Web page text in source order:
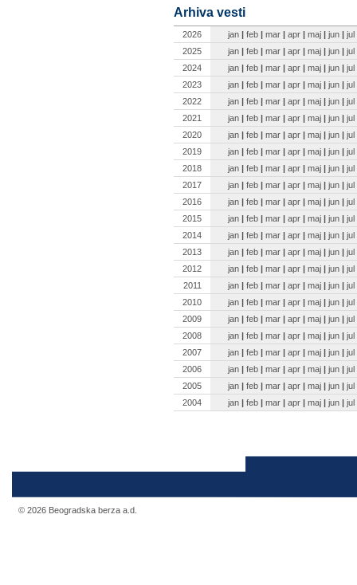
Arhiva vesti
2026 jan | feb | mar | apr | maj | jun | jul
2025
jan | feb | mar | apr | maj | jun | jul
2024
jan | feb | mar | apr | maj | jun | jul
2023
jan | feb | mar | apr | maj | jun | jul
2022
jan | feb | mar | apr | maj | jun | jul
2021
jan | feb | mar | apr | maj | jun | jul
2020
jan | feb | mar | apr | maj | jun | jul
2019
jan | feb | mar | apr | maj | jun | jul
2018
jan | feb | mar | apr | maj | jun | jul
2017
jan | feb | mar | apr | maj | jun | jul
2016
jan | feb | mar | apr | maj | jun | jul
2015
jan | feb | mar | apr | maj | jun | jul
2014
jan | feb | mar | apr | maj | jun | jul
2013
jan | feb | mar | apr | maj | jun | jul
2012
jan | feb | mar | apr | maj | jun | jul
2011
jan | feb | mar | apr | maj | jun | jul
2010
jan | feb | mar | apr | maj | jun | jul
2009
jan | feb | mar | apr | maj | jun | jul
2008
jan | feb | mar | apr | maj | jun | jul
2007
jan | feb | mar | apr | maj | jun | jul
2006
jan | feb | mar | apr | maj | jun | jul
2005
jan | feb | mar | apr | maj | jun | jul
2004
jan | feb | mar | apr | maj | jun | jul
© 2026 Beogradska berza a.d.